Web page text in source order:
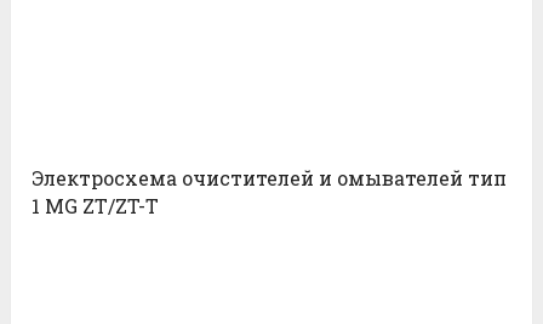
Электросхема очистителей и омывателей тип
1 MG ZT/ZT-T